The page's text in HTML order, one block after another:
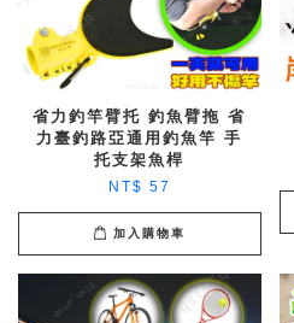
省力釣竿臂托 釣魚臂拖 省
力臺釣路亞通用釣魚竿 手
托支架魚桿
NT$ 57
加入購物車